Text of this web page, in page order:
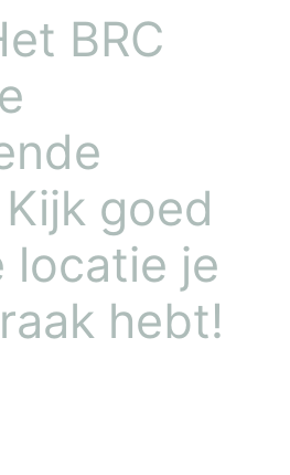
BRC
goed
locatie je
hebt!